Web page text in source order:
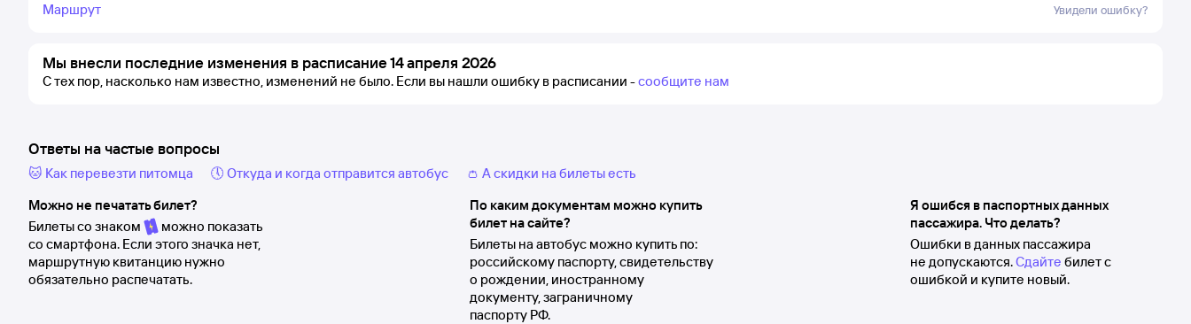
Маршрут Увидели ошибку?
Мы внесли последние изменения в расписание 14 апреля 2026
С тех пор, насколько нам известно, изменений не было. Если вы нашли ошибку в расписании -сообщите нам
Ответы на частые вопросы
🐱 Как перевезти питомца 🕔 Откуда и когда отправится автобус
👛 А скидки на билеты есть
Можно не печатать билет?
Билеты со знаком
можно показать
со смартфона. Если этого значка нет,
маршрутную квитанцию нужно
обязательно распечатать.
По каким документам можно купить
билет на сайте?
Билеты на автобус можно купить по:
российскому паспорту, свидетельству
о рождении, иностранному
документу, заграничному
паспорту РФ.
Я ошибся в паспортных данных
пассажира. Что делать?
Ошибки в данных пассажира
не допускаются.Сдайте билет с
ошибкой и купите новый.